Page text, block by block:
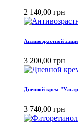
2 140,00 грн
Антивозрастной
3 200,00 грн
Дневной крем
3 740,00 грн